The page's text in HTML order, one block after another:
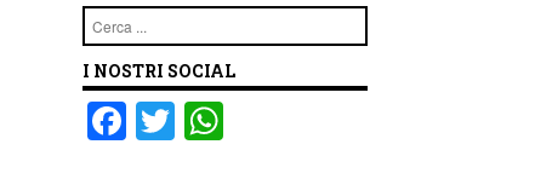
Cerca
I NOSTRI SOCIAL
F T